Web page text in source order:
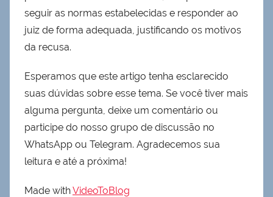
seguir as normas estabelecidas e responder ao
juiz de forma adequada, justificando os motivos
da recusa.
Esperamos que este artigo tenha esclarecido
suas dúvidas sobre esse tema. Se você tiver mais
alguma pergunta, deixe um comentário ou
participe do nosso grupo de discussão no
WhatsApp ou Telegram. Agradecemos sua
leitura e até a próxima!
Made withVideoToBlog